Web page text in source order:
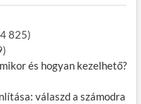
825)
és hogyan kezelhető?
válaszd a számodra